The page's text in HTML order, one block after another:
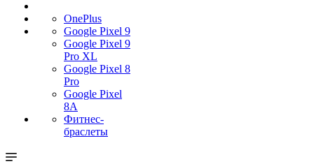
OnePlus
Google Pixel 9
Google Pixel 9
Pro XL
Google Pixel 8
Pro
Google Pixel
8A
Фитнес-
браслеты